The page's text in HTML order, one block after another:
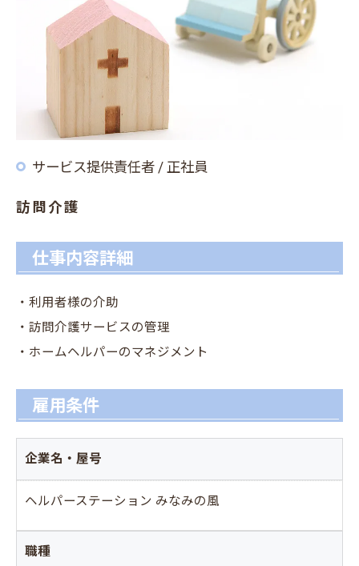
サービス提供責任者 / 正社員
訪問介護
仕事内容詳細
・利用者様の介助
・訪問介護サービスの管理
・ホームヘルパーのマネジメント
雇用条件
企業名・屋号
ヘルパーステーション みなみの風
職種